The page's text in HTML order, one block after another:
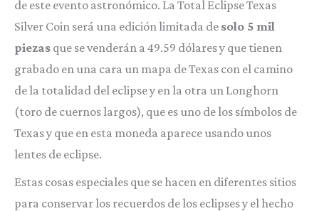
de este evento astronómico. La Total Eclipse Texas
Silver Coin será una edición limitada de solo 5 mil
piezas que se venderán a 49.59 dólares y que tienen
grabado en una cara un mapa de Texas con el camino
de la totalidad del eclipse y en la otra un Longhorn
(toro de cuernos largos), que es uno de los símbolos de
Texas y que en esta moneda aparece usando unos
lentes de eclipse.
Estas cosas especiales que se hacen en diferentes sitios
para conservar los recuerdos de los eclipses y el hecho